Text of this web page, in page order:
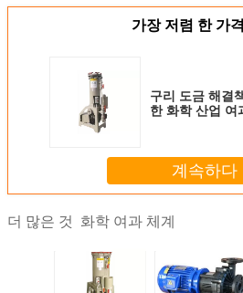
가장 저렴 한 가
구리 도금 해결
한 화학 산업
계속하다
더 많은 것 화학 여과 체계